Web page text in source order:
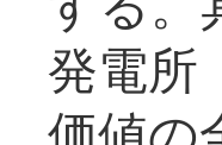
発電所